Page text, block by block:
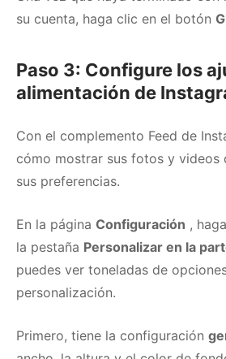
su cuenta, haga clic en el botón
Paso 3: Configure los
alimentación de
Con el complemento Feed de
cómo mostrar sus fotos y videos
sus preferencias.
En la página Configuración ,
la pestaña Personalizar en la
puedes ver toneladas de
personalización.
Primero, tiene la configuración